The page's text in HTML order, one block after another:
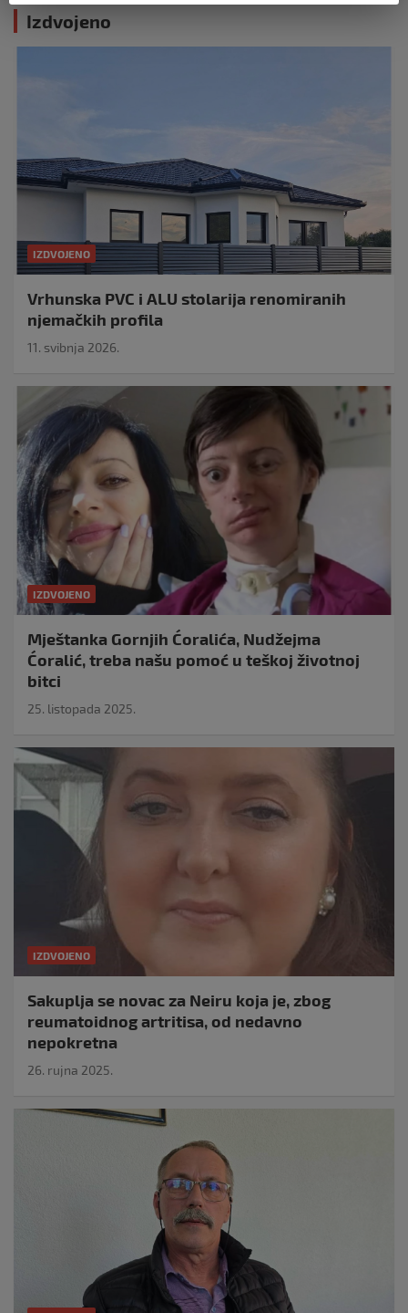
Izdvojeno
IZDVOJENO
Vrhunska PVC i ALU stolarija renomiranih
njemačkih profila
11. svibnja 2026.
IZDVOJENO
Mještanka Gornjih Ćoralića, Nudžejma
Ćoralić, treba našu pomoć u teškoj životnoj
bitci
25. listopada 2025.
IZDVOJENO
Sakuplja se novac za Neiru koja je, zbog
reumatoidnog artritisa, od nedavno
nepokretna
26. rujna 2025.